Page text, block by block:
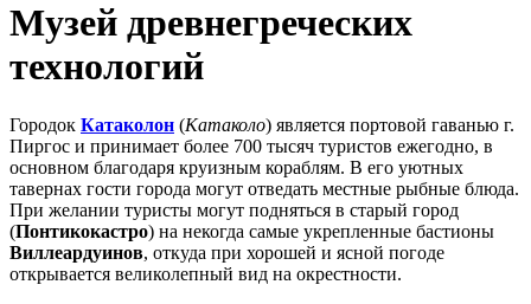
Музей древнегреческих
технологий
Городок Катаколон (Катаколо) является портовой гаванью г.
Пиргос и принимает более 700 тысяч туристов ежегодно, в
основном благодаря круизным кораблям. В его уютных
тавернах гости города могут отведать местные рыбные блюда.
При желании туристы могут подняться в старый город
(Понтикокастро) на некогда самые укрепленные бастионы
Виллеардуинов, откуда при хорошей и ясной погоде
открывается великолепный вид на окрестности.